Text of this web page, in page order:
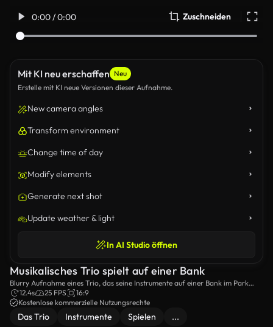
0:00 / 0:00 Zuschneiden
Mit KI neu erschaffen Neu
Erstelle mit KI neue Versionen dieser Aufnahme.
New camera angles
Transform environment
Change time of day
Modify elements
Generate next shot
Update weather & light
In AI Studio öffnen
Musikalisches Trio spielt auf einer Bank
Blurry Aufnahme eines Trio, das seine Instrumente auf einer Bank im Park
spielt.
12.4s 25 FPS
16:9
Kostenlose kommerzielle Nutzungsrechte
Das Trio Instrumente Spielen ...